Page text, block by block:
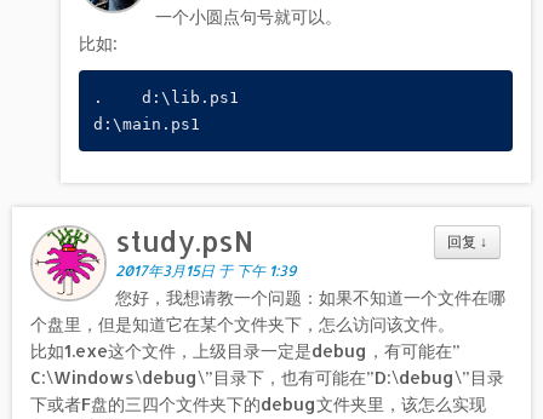
一个小圆点句号就可以。
比如:
.    d:\lib.ps1
回复 ↓
study.psN
2017年3月15日 于 下午 1:39
您好，我想请教一个问题：如果不知道一个文件在哪
个盘里，但是知道它在某个文件夹下，怎么访问该文件。
比如1.exe这个文件，上级目录一定是debug，有可能在”
C:\Windows\debug\”目录下，也有可能在”D:\debug\”目录
下或者F盘的三四个文件夹下的debug文件夹里，该怎么实现